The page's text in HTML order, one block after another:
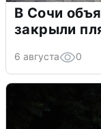
В Сочи
закрыли
6 августа 0